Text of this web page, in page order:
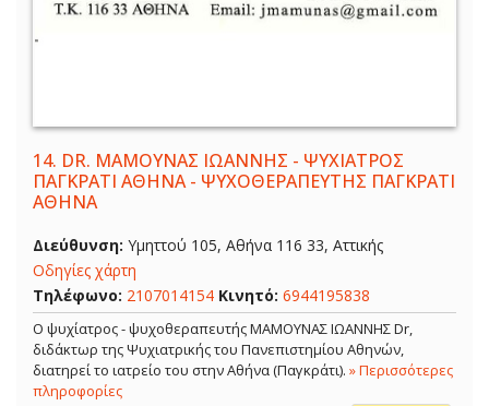
14. DR. ΜΑΜΟΥΝΑΣ ΙΩΑΝΝΗΣ - ΨΥΧΙΑΤΡΟΣ
ΠΑΓΚΡΑΤΙ ΑΘΗΝΑ - ΨΥΧΟΘΕΡΑΠΕΥΤΗΣ ΠΑΓΚΡΑΤΙ
ΑΘΗΝΑ
Διεύθυνση: Υμηττού 105, Αθήνα 116 33, Αττικής
Οδηγίες χάρτη
Τηλέφωνο: 2107014154 Κινητό: 6944195838
Ο ψυχίατρος - ψυχοθεραπευτής ΜΑΜΟΥΝΑΣ ΙΩΑΝΝΗΣ Dr,
διδάκτωρ της Ψυχιατρικής του Πανεπιστημίου Αθηνών,
διατηρεί το ιατρείο του στην Αθήνα (Παγκράτι). » Περισσότερες
πληροφορίες